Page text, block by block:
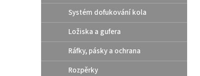
Systém dofukování kola
Ložiska a gufera
Ráfky, pásky a ochrana
Rozpěrky